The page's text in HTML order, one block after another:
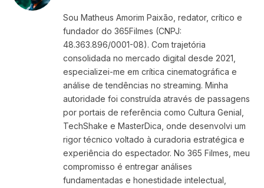
Sou Matheus Amorim Paixão, redator, crítico e
fundador do 365Filmes (CNPJ:
48.363.896/0001-08). Com trajetória
consolidada no mercado digital desde 2021,
especializei-me em crítica cinematográfica e
análise de tendências no streaming. Minha
autoridade foi construída através de passagens
por portais de referência como Cultura Genial,
TechShake e MasterDica, onde desenvolvi um
rigor técnico voltado à curadoria estratégica e
experiência do espectador. No 365 Filmes, meu
compromisso é entregar análises
fundamentadas e honestidade intelectual,